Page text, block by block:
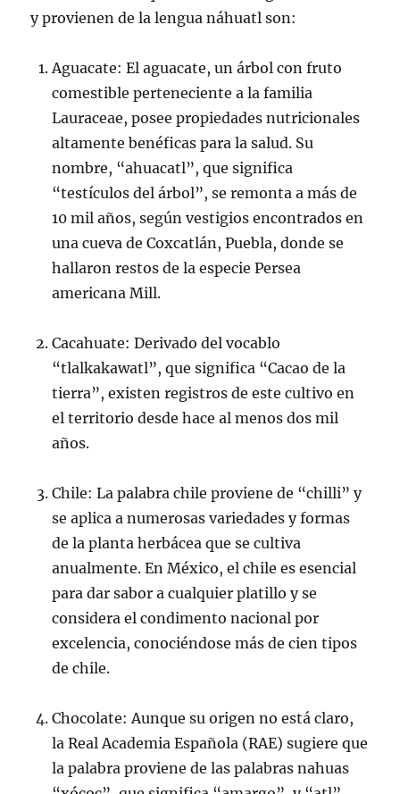
y provienen de la lengua náhuatl son:
Aguacate: El aguacate, un árbol con fruto
comestible perteneciente a la familia
Lauraceae, posee propiedades nutricionales
altamente benéficas para la salud. Su
nombre, “ahuacatl”, que significa
“testículos del árbol”, se remonta a más de
10 mil años, según vestigios encontrados en
una cueva de Coxcatlán, Puebla, donde se
hallaron restos de la especie Persea
americana Mill.
Cacahuate: Derivado del vocablo
“tlalkakawatl”, que significa “Cacao de la
tierra”, existen registros de este cultivo en
el territorio desde hace al menos dos mil
años.
Chile: La palabra chile proviene de “chilli” y
se aplica a numerosas variedades y formas
de la planta herbácea que se cultiva
anualmente. En México, el chile es esencial
para dar sabor a cualquier platillo y se
considera el condimento nacional por
excelencia, conociéndose más de cien tipos
de chile.
Chocolate: Aunque su origen no está claro,
la Real Academia Española (RAE) sugiere que
la palabra proviene de las palabras nahuas